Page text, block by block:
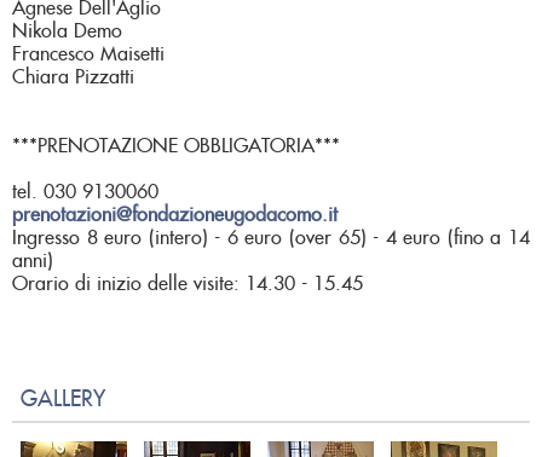
Agnese Dell'Aglio
Nikola Demo
Francesco Maisetti
Chiara Pizzatti
***PRENOTAZIONE OBBLIGATORIA***
tel. 030 9130060
prenotazioni@fondazioneugodacomo.it
Ingresso 8 euro (intero) - 6 euro (over 65) - 4 euro (fino a 14
anni)
Orario di inizio delle visite: 14.30 - 15.45
GALLERY